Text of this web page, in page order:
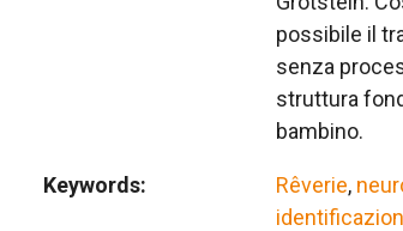
possibile il
senza
struttura
bambino.
Keywords Rêverie,